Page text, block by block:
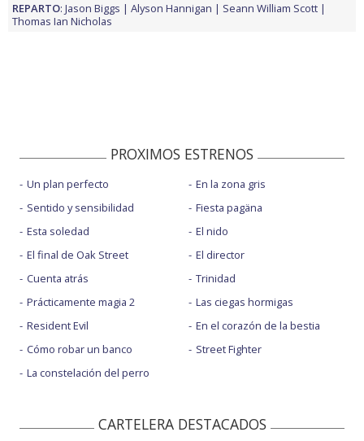
REPARTO: Jason Biggs Alyson Hannigan
Seann William Scott
Thomas Ian Nicholas
PROXIMOS ESTRENOS
Un plan perfecto
Sentido y sensibilidad
Esta soledad
El final de Oak Street
Cuenta atrás
Prácticamente magia 2
Resident Evil
Cómo robar un banco
La constelación del perro
En la zona gris
Fiesta pagäna
El nido
El director
Trinidad
Las ciegas hormigas
En el corazón de la bestia
Street Fighter
CARTELERA DESTACADOS